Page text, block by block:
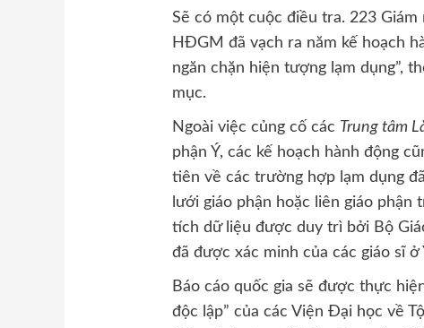
Sẽ có một cuộc điều tra. 223
HĐGM đã vạch ra năm kế hoạch
ngăn chặn hiện tượng lạm dụng”,
mục.
Ngoài việc củng cố các Trung tâm
phận Ý, các kế hoạch hành động
tiên về các trường hợp lạm dụng
lưới giáo phận hoặc liên giáo phận
tích dữ liệu được duy trì bởi Bộ
đã được xác minh của các giáo sĩ
Báo cáo quốc gia sẽ được thực
độc lập” của các Viện Đại học về